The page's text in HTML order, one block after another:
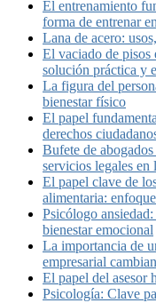
El entrenamiento
forma de entrenar
Lana de acero:
El vaciado de pisos
solución práctica y
La figura del
bienestar físico
El papel
derechos
Bufete de
servicios legales en
El papel clave de
alimentaria:
Psicólogo
bienestar emocional
La importancia de
empresarial
El papel del asesor
Psicología: Clave